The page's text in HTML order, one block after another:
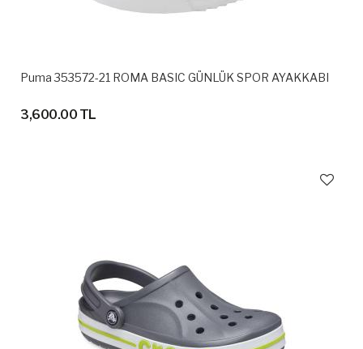
Puma 353572-21 ROMA BASIC GÜNLÜK SPOR AYAKKABI
3,600.00 TL